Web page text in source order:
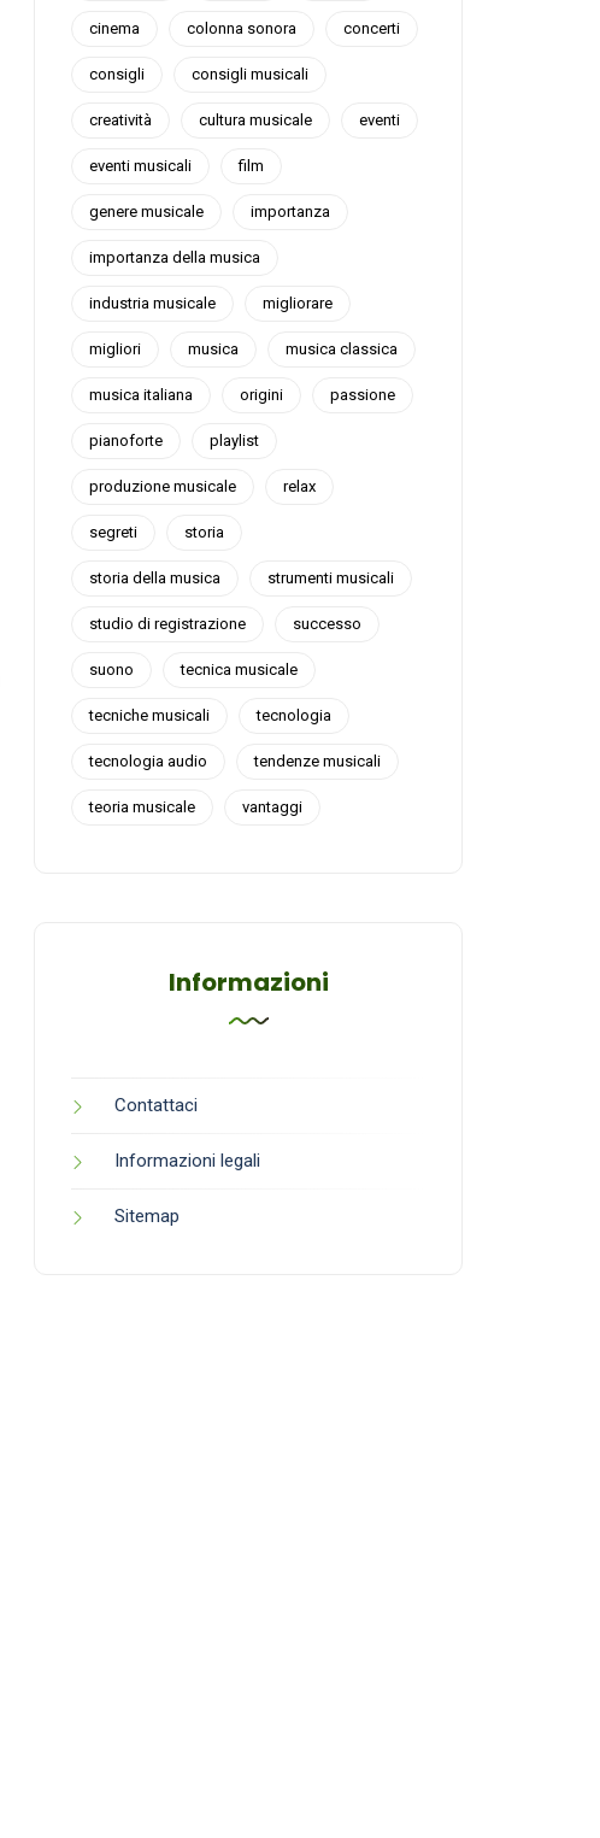
cinema colonna sonora concerti
consigli consigli musicali
creatività cultura musicale eventi
eventi musicali film
genere musicale importanza
importanza della musica
industria musicale migliorare
migliori musica musica classica
musica italiana origini passione
pianoforte playlist
produzione musicale relax
segreti storia
storia della musica strumenti musicali
studio di registrazione successo
suono tecnica musicale
tecniche musicali tecnologia
tecnologia audio tendenze musicali
teoria musicale vantaggi
Informazioni
Contattaci
Informazioni legali
Sitemap